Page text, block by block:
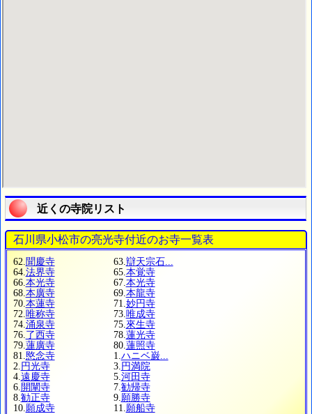
近くの寺院リスト
石川県小松市の亮光寺付近のお寺一覧表
62. 聞慶寺 63. 辯天宗石...
64. 法界寺 65. 本覚寺
66. 本光寺 67. 本光寺
68. 本廣寺 69. 本龍寺
70. 本蓮寺 71. 妙円寺
72. 唯称寺 73. 唯成寺
74. 涌泉寺 75. 來生寺
76. 了西寺 78. 蓮光寺
79. 蓮廣寺 80. 蓮照寺
81. 愍念寺 1. ハニベ巌...
2. 円光寺 3. 円満院
4. 遠慶寺 5. 河田寺
6. 開闡寺 7. 勧帰寺
8. 勧正寺 9. 願勝寺
10. 願成寺 11. 願船寺